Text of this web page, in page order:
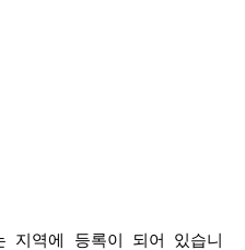
지역에 등록이 되어 있습니